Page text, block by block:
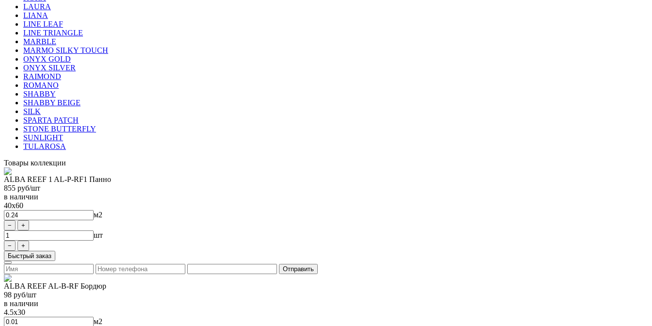
LAURA
LIANA
LINE LEAF
LINE TRIANGLE
MARBLE
MARMO SILKY TOUCH
ONYX GOLD
ONYX SILVER
RAIMOND
ROMANO
SHABBY
SHABBY BEIGE
SILK
SPARTA PATCH
STONE BUTTERFLY
SUNLIGHT
TULAROSA
Товары коллекции
ALBA REEF 1 AL-P-RF1 Панно
855 руб/шт
в наличии
40x60
м2
шт
Быстрый заказ
ALBA REEF AL-B-RF Бордюр
98 руб/шт
в наличии
4.5x30
м2